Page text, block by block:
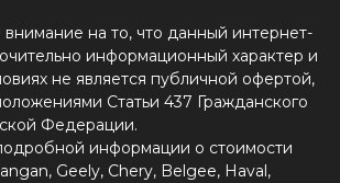
на то, что данный интернет-
информационный характер и
не является публичной офертой,
Статьи 437 Гражданского
Федерации.
информации о стоимости
Geely, Chery, Belgee, Haval,